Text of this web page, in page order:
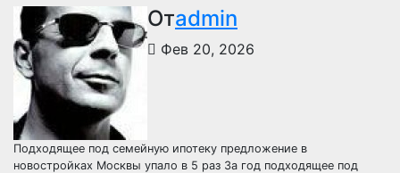
Отadmin
Фев 20, 2026
Подходящее под семейную ипотеку предложение в
новостройках Москвы упало в 5 раз За год подходящее под